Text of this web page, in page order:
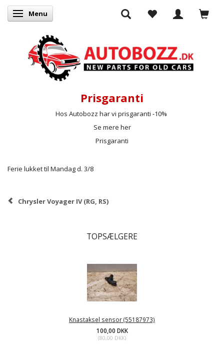
Skifte navigation
Menu
Prisgaranti
Hos Autobozz har vi prisgaranti -10%
Se mere her
Prisgaranti
Ferie lukket til Mandag d. 3/8
Chrysler Voyager IV (RG, RS)
TOPSÆLGERE
Knastaksel sensor (55187973)
100,00 DKK
(80,00 DKK)